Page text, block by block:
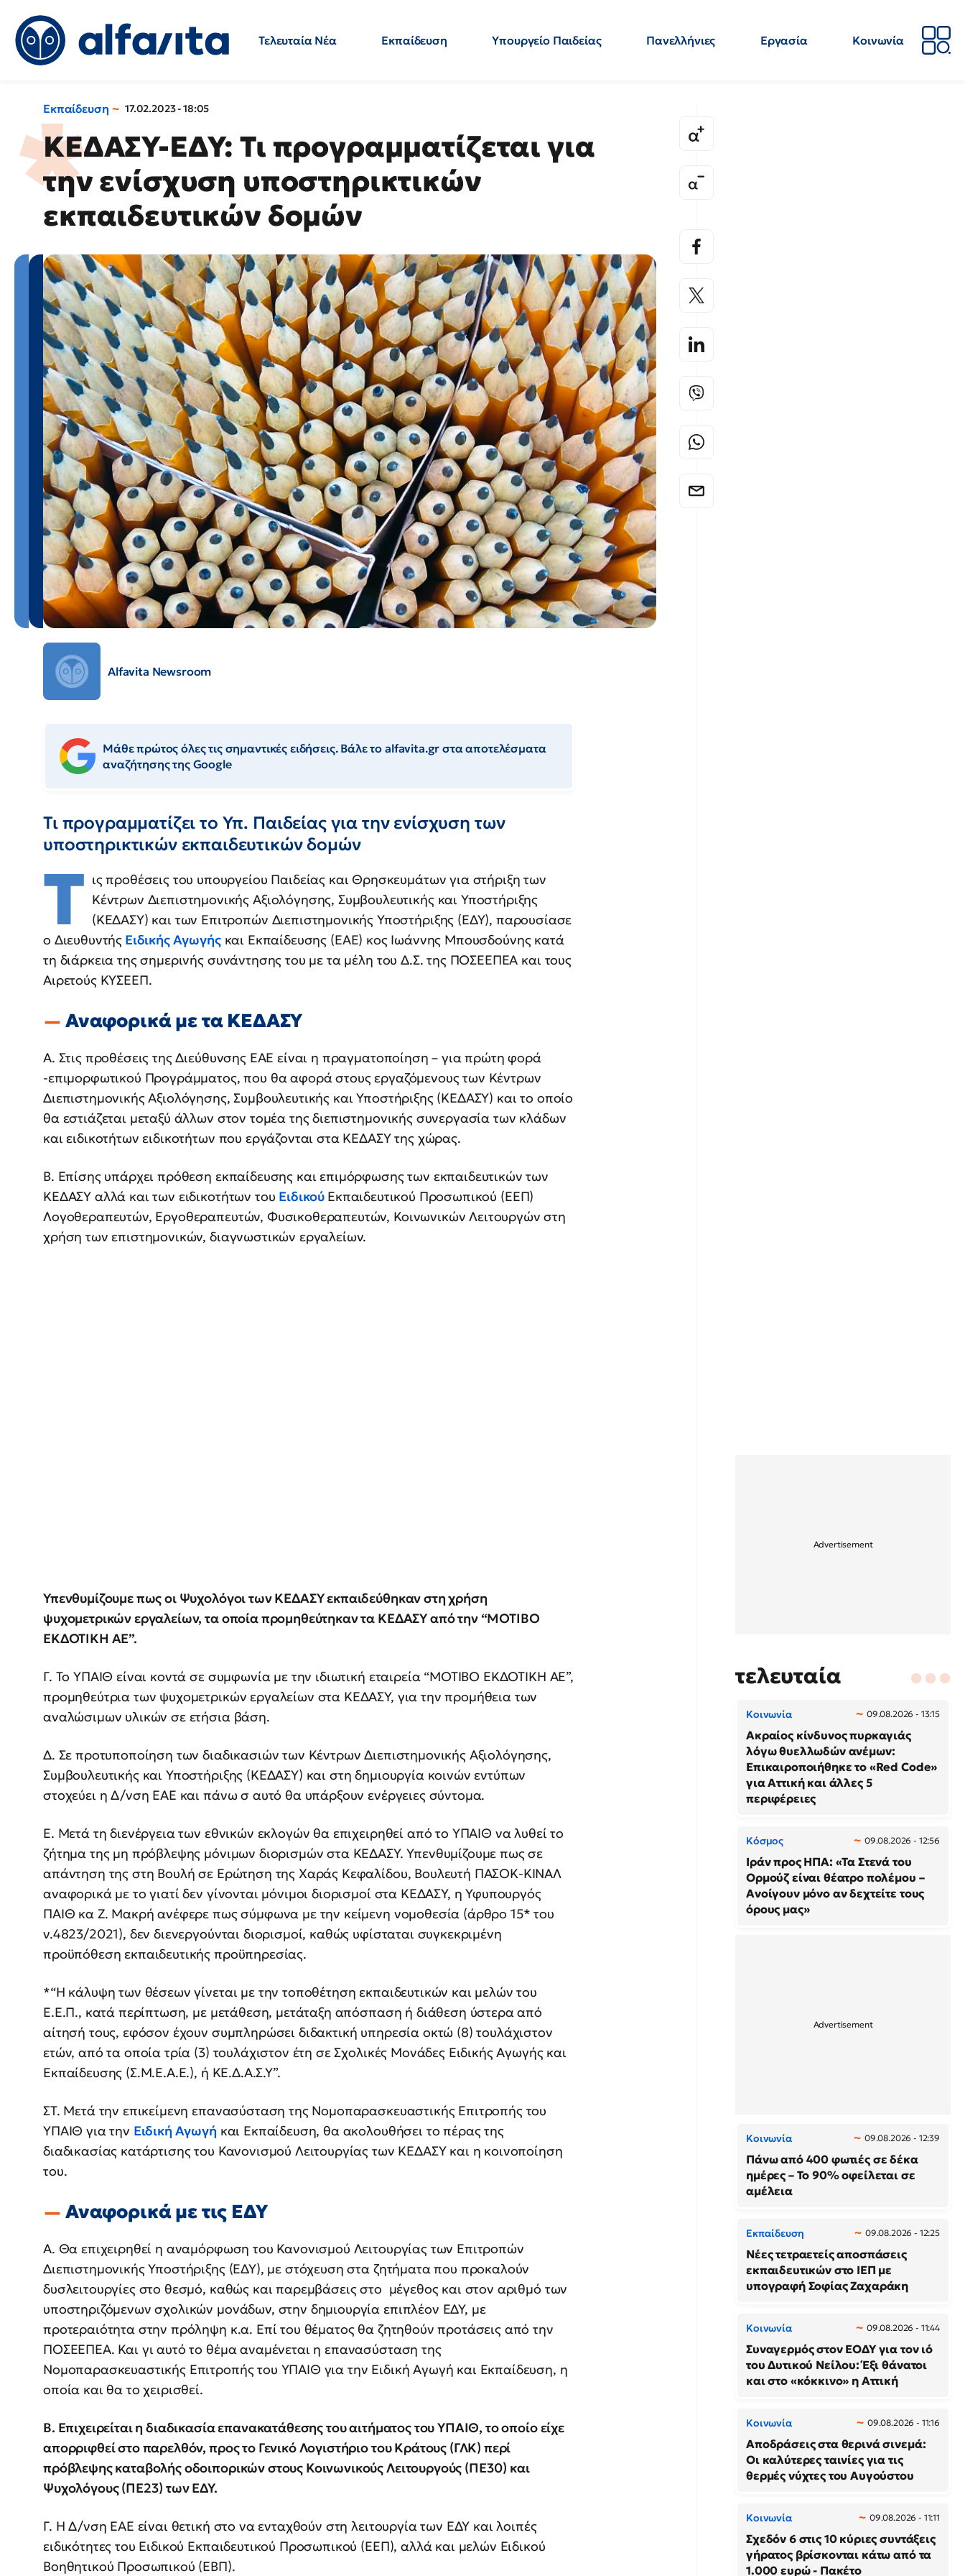
Τελευταία Νέα Εκπαίδευση Υπουργείο Παιδείας Πανελλήνιες Εργασία
Κοινωνία
Εκπαίδευση 17.02.2023 - 18:05
ΚΕΔΑΣΥ-ΕΔΥ: Τι προγραμματίζεται για
την ενίσχυση υποστηρικτικών
εκπαιδευτικών δομών
Alfavita Newsroom
Μάθε πρώτος όλες τις σημαντικές ειδήσεις. Βάλε το alfavita.gr στα αποτελέσματα
αναζήτησης της Google
Τι προγραμματίζει το Υπ. Παιδείας για την ενίσχυση των
υποστηρικτικών εκπαιδευτικών δομών
Τ ις προθέσεις του υπουργείου Παιδείας και Θρησκευμάτων για στήριξη των
Κέντρων Διεπιστημονικής Αξιολόγησης, Συμβουλευτικής και Υποστήριξης
(ΚΕΔΑΣΥ) και των Επιτροπών Διεπιστημονικής Υποστήριξης (ΕΔΥ), παρουσίασε
ο Διευθυντής Ειδικής Αγωγήςκαι Εκπαίδευσης (ΕΑΕ) κος Ιωάννης Μπουσδούνης κατά
τη διάρκεια της σημερινής συνάντησης του με τα μέλη του Δ.Σ. της ΠΟΣΕΕΠΕΑ και τους
Αιρετούς ΚΥΣΕΕΠ.
Αναφορικά με τα ΚΕΔΑΣΥ
Α. Στις προθέσεις της Διεύθυνσης ΕΑΕ είναι η πραγματοποίηση – για πρώτη φορά
-επιμορφωτικού Προγράμματος, που θα αφορά στους εργαζόμενους των Κέντρων
Διεπιστημονικής Αξιολόγησης, Συμβουλευτικής και Υποστήριξης (ΚΕΔΑΣΥ) και το οποίο
θα εστιάζεται μεταξύ άλλων στον τομέα της διεπιστημονικής συνεργασία των κλάδων
και ειδικοτήτων ειδικοτήτων που εργάζονται στα ΚΕΔΑΣΥ της χώρας.
Β. Επίσης υπάρχει πρόθεση εκπαίδευσης και επιμόρφωσης των εκπαιδευτικών των
ΚΕΔΑΣΥ αλλά και των ειδικοτήτων του Ειδικού Εκπαιδευτικού Προσωπικού (ΕΕΠ)
Λογοθεραπευτών, Εργοθεραπευτών, Φυσικοθεραπευτών, Κοινωνικών Λειτουργών στη
χρήση των επιστημονικών, διαγνωστικών εργαλείων.
Υπενθυμίζουμε πως οι Ψυχολόγοι των ΚΕΔΑΣΥ εκπαιδεύθηκαν στη χρήση
ψυχομετρικών εργαλείων, τα οποία προμηθεύτηκαν τα ΚΕΔΑΣΥ από την “ΜΟΤΙΒΟ
ΕΚΔΟΤΙΚΗ ΑΕ”.
Γ. Το ΥΠΑΙΘ είναι κοντά σε συμφωνία με την ιδιωτική εταιρεία “ΜΟΤΙΒΟ ΕΚΔΟΤΙΚΗ ΑΕ”,
προμηθεύτρια των ψυχομετρικών εργαλείων στα ΚΕΔΑΣΥ, για την προμήθεια των
αναλώσιμων υλικών σε ετήσια βάση.
Δ. Σε προτυποποίηση των διαδικασιών των Κέντρων Διεπιστημονικής Αξιολόγησης,
Συμβουλευτικής και Υποστήριξης (ΚΕΔΑΣΥ) και στη δημιουργία κοινών εντύπων
στοχεύει η Δ/νση ΕΑΕ και πάνω σ αυτό θα υπάρξουν ενέργειες σύντομα.
Ε. Μετά τη διενέργεια των εθνικών εκλογών θα επιχειρηθεί από το ΥΠΑΙΘ να λυθεί το
ζήτημα της μη πρόβλεψης μόνιμων διορισμών στα ΚΕΔΑΣΥ. Υπενθυμίζουμε πως σε
απάντηση της στη Βουλή σε Ερώτηση της Χαράς Κεφαλίδου, Βουλευτή ΠΑΣΟΚ-ΚΙΝΑΛ
αναφορικά με το γιατί δεν γίνονται μόνιμοι διορισμοί στα ΚΕΔΑΣΥ, η Υφυπουργός
ΠΑΙΘ κα Ζ. Μακρή ανέφερε πως σύμφωνα με την κείμενη νομοθεσία (άρθρο 15* του
ν.4823/2021), δεν διενεργούνται διορισμοί, καθώς υφίσταται συγκεκριμένη
προϋπόθεση εκπαιδευτικής προϋπηρεσίας.
*“Η κάλυψη των θέσεων γίνεται με την τοποθέτηση εκπαιδευτικών και μελών του
Ε.Ε.Π., κατά περίπτωση, με μετάθεση, μετάταξη απόσπαση ή διάθεση ύστερα από
αίτησή τους, εφόσον έχουν συμπληρώσει διδακτική υπηρεσία οκτώ (8) τουλάχιστον
ετών, από τα οποία τρία (3) τουλάχιστον έτη σε Σχολικές Μονάδες Ειδικής Αγωγής και
Εκπαίδευσης (Σ.Μ.Ε.Α.Ε.), ή ΚΕ.Δ.Α.Σ.Υ”.
ΣΤ. Μετά την επικείμενη επανασύσταση της Νομοπαρασκευαστικής Επιτροπής του
ΥΠΑΙΘ για την Ειδική Αγωγή και Εκπαίδευση, θα ακολουθήσει το πέρας της
διαδικασίας κατάρτισης του Κανονισμού Λειτουργίας των ΚΕΔΑΣΥ και η κοινοποίηση
του.
Αναφορικά με τις ΕΔΥ
Α. Θα επιχειρηθεί η αναμόρφωση του Κανονισμού Λειτουργίας των Επιτροπών
Διεπιστημονικής Υποστήριξης (ΕΔΥ), με στόχευση στα ζητήματα που προκαλούν
δυσλειτουργίες στο θεσμό, καθώς και παρεμβάσεις στο μέγεθος και στον αριθμό των
υποστηριζόμενων σχολικών μονάδων, στην δημιουργία επιπλέον ΕΔΥ, με
προτεραιότητα στην πρόληψη κ.α. Επί του θέματος θα ζητηθούν προτάσεις από την
ΠΟΣΕΕΠΕΑ. Και γι αυτό το θέμα αναμένεται η επανασύσταση της
Νομοπαρασκευαστικής Επιτροπής του ΥΠΑΙΘ για την Ειδική Αγωγή και Εκπαίδευση, η
οποία και θα το χειρισθεί.
Β. Επιχειρείται η διαδικασία επανακατάθεσης του αιτήματος του ΥΠΑΙΘ, το οποίο είχε
απορριφθεί στο παρελθόν, προς το Γενικό Λογιστήριο του Κράτους (ΓΛΚ) περί
πρόβλεψης καταβολής οδοιπορικών στους Κοινωνικούς Λειτουργούς (ΠΕ30) και
Ψυχολόγους (ΠΕ23) των ΕΔΥ.
Γ. Η Δ/νση ΕΑΕ είναι θετική στο να ενταχθούν στη λειτουργία των ΕΔΥ και λοιπές
ειδικότητες του Ειδικού Εκπαιδευτικού Προσωπικού (ΕΕΠ), αλλά και μελών Ειδικού
Βοηθητικού Προσωπικού (ΕΒΠ).
τελευταία
Κοινωνία 09.08.2026 - 13:15
Ακραίος κίνδυνος πυρκαγιάς
λόγω θυελλωδών ανέμων:
Επικαιροποιήθηκε το «Red Code»
για Αττική και άλλες 5
περιφέρειες
Κόσμος 09.08.2026 - 12:56
Ιράν προς ΗΠΑ: «Τα Στενά του
Ορμούζ είναι θέατρο πολέμου –
Ανοίγουν μόνο αν δεχτείτε τους
όρους μας»
Κοινωνία 09.08.2026 - 12:39
Πάνω από 400 φωτιές σε δέκα
ημέρες – Το 90% οφείλεται σε
αμέλεια
Εκπαίδευση 09.08.2026 - 12:25
Νέες τετραετείς αποσπάσεις
εκπαιδευτικών στο ΙΕΠ με
υπογραφή Σοφίας Ζαχαράκη
Κοινωνία 09.08.2026 - 11:44
Συναγερμός στον ΕΟΔΥ για τον ιό
του Δυτικού Νείλου: Έξι θάνατοι
και στο «κόκκινο» η Αττική
Κοινωνία 09.08.2026 - 11:16
Αποδράσεις στα θερινά σινεμά:
Οι καλύτερες ταινίες για τις
θερμές νύχτες του Αυγούστου
Κοινωνία 09.08.2026 - 11:11
Σχεδόν 6 στις 10 κύριες συντάξεις
γήρατος βρίσκονται κάτω από τα
1.000 ευρώ - Πακέτο